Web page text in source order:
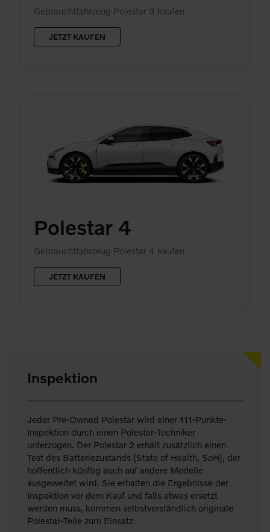
Gebrauchtfahrzeug Polestar 3 kaufen
JETZT KAUFEN
Polestar 4
Gebrauchtfahrzeug Polestar 4 kaufen
JETZT KAUFEN
Inspektion
Jeder Pre-Owned Polestar wird einer 111-Punkte-
Inspektion durch einen Polestar-Techniker
unterzogen. Der Polestar 2 erhält zusätzlich einen
Test des Batteriezustands (State of Health, SoH), der
hoffentlich künftig auch auf andere Modelle
ausgeweitet wird. Sie erhalten die Ergebnisse der
Inspektion vor dem Kauf und falls etwas ersetzt
werden muss, kommen selbstverständlich originale
Polestar-Teile zum Einsatz.